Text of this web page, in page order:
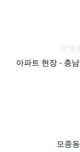
모종
아파트 현장 - 충
모종